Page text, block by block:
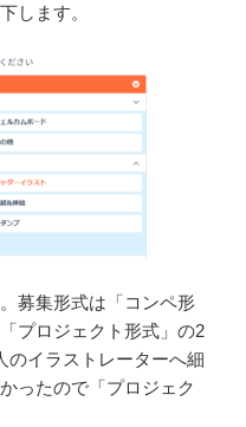
します。
集形式は「コンペ形
プロジェクト形式」の2
のイラストレーターへ細
ったので「プロジェク